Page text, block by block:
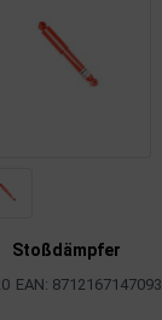
Stoßdämpfer
EAN: 8712167147093